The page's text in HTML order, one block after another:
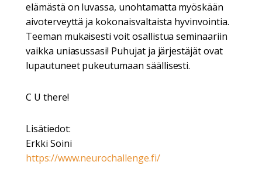
elämästä on luvassa, unohtamatta myöskään
aivoterveyttä ja kokonaisvaltaista hyvinvointia.
Teeman mukaisesti voit osallistua seminaariin
vaikka uniasussasi! Puhujat ja järjestäjät ovat
lupautuneet pukeutumaan säällisesti.
C U there!
Lisätiedot:
Erkki Soini
https://www.neurochallenge.fi/